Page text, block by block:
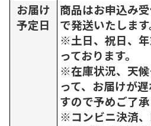
お届け
予定日
商品はお申込み
で発送いたします
※土日、祝日、
っております。
※在庫状況、天
って、お届けが
すので予めご了承
※コンビニ決済